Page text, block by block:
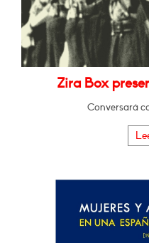
Zira Box
Conversará